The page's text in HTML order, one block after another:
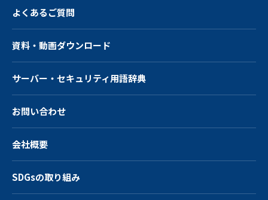
よくあるご質問
資料・動画ダウンロード
サーバー・ セキュリティ用語辞典
お問い合わせ
会社概要
SDGsの取り組み